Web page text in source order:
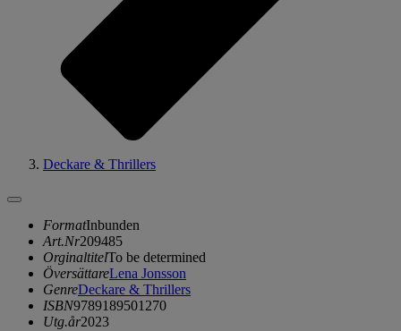
Deckare & Thrillers
FormatInbunden
Art.Nr209485
OrginaltitelTo be determined
ÖversättareLena Jonsson
GenreDeckare & Thrillers
ISBN9789189501270
Utg.år2023